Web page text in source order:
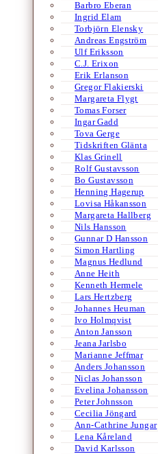
Barbro Eberan
Ingrid Elam
Torbjörn Elensky
Andreas Engström
Ulf Eriksson
C.J. Erixon
Erik Erlanson
Gregor Flakierski
Margareta Flygt
Tomas Forser
Ingar Gadd
Tova Gerge
Tidskriften Glänta
Klas Grinell
Rolf Gustavsson
Bo Gustavsson
Henning Hagerup
Lovisa Håkansson
Margareta Hallberg
Nils Hansson
Gunnar D Hansson
Simon Hartling
Magnus Hedlund
Anne Heith
Kenneth Hermele
Lars Hertzberg
Johannes Heuman
Ivo Holmqvist
Anton Jansson
Jeana Jarlsbo
Marianne Jeffmar
Anders Johansson
Niclas Johansson
Evelina Johansson
Peter Johnsson
Cecilia Jöngard
Ann-Cathrine Jungar
Lena Kåreland
David Karlsson